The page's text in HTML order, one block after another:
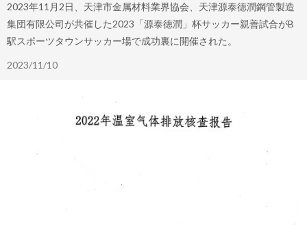
2023年11月2日、天津市金属材料業界協会、天津源泰徳潤鋼管製造
集団有限公司が共催した2023「源泰徳潤」杯サッカー親善試合がB
駅スポーツタウンサッカー場で成功裏に開催された。
2023/11/10